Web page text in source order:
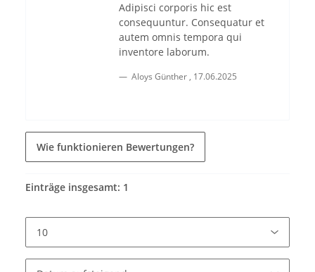
Adipisci corporis hic est
consequuntur. Consequatur et
autem omnis tempora qui
inventore laborum.
Aloys Günther , 17.06.2025
Wie funktionieren Bewertungen?
Einträge insgesamt: 1